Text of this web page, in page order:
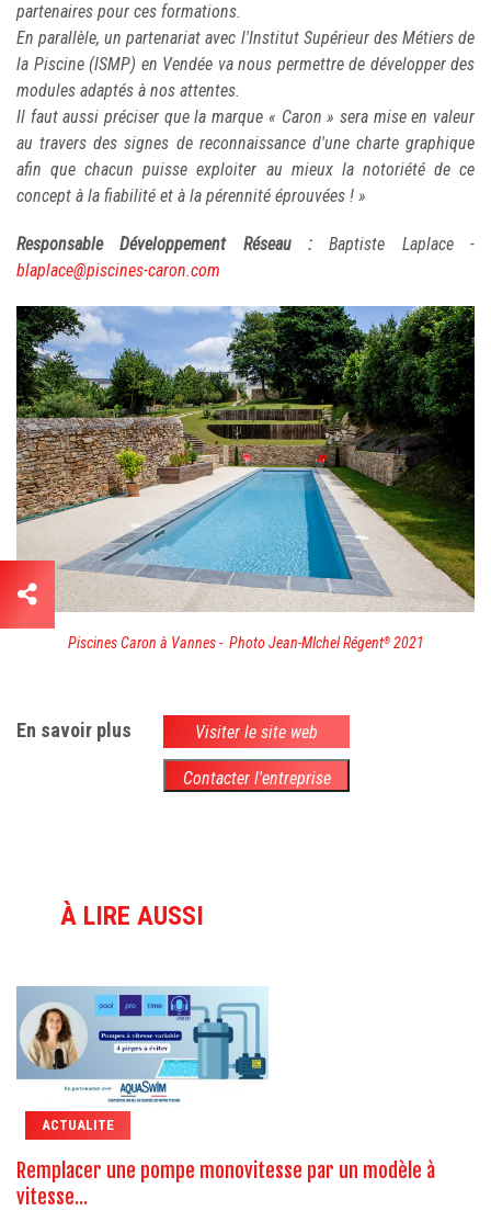
partenaires pour ces formations.
En parallèle, un partenariat avec l'Institut Supérieur des Métiers de
la Piscine (ISMP) en Vendée va nous permettre de développer des
modules adaptés à nos attentes.
Il faut aussi préciser que la marque « Caron » sera mise en valeur
au travers des signes de reconnaissance d'une charte graphique
afin que chacun puisse exploiter au mieux la notoriété de ce
concept à la fiabilité et à la pérennité éprouvées ! »
Responsable Développement Réseau : Baptiste Laplace -
blaplace@piscines-caron.com
Piscines Caron à Vannes - PhotoJean-MIchel Régent®2021
En savoir plus Visiter le site web
Contacter l'entreprise
À LIRE AUSSI
ACTUALITE
Remplacer une pompe monovitesse par un modèle à
vitesse...